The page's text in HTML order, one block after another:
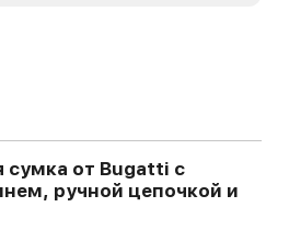
сумка от Bugatti с
ручной цепочкой и